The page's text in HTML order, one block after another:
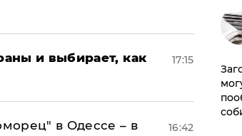
и выбирает, как
17:15
в Одессе – в
16:42